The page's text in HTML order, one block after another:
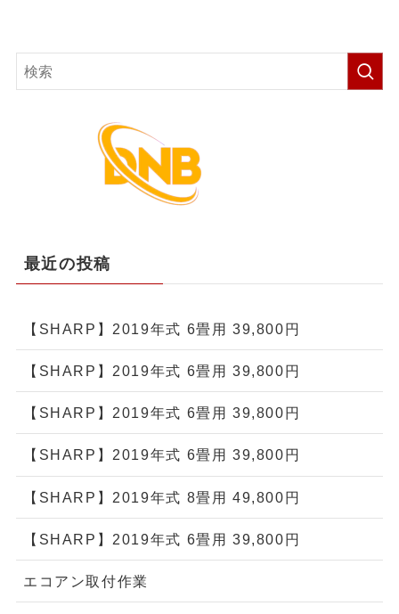
最近の投稿
【SHARP】2019年式 6畳用 39,800円
【SHARP】2019年式 6畳用 39,800円
【SHARP】2019年式 6畳用 39,800円
【SHARP】2019年式 6畳用 39,800円
【SHARP】2019年式 8畳用 49,800円
【SHARP】2019年式 6畳用 39,800円
エコアン取付作業